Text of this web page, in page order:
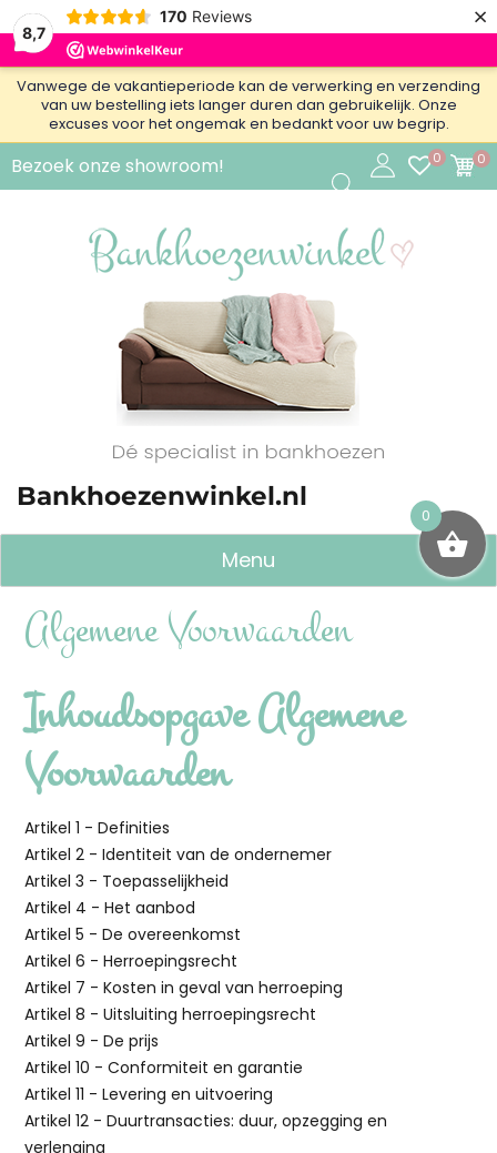
8,7
170 Reviews ×
Vanwege de vakantieperiode kan de verwerking en verzending
van uw bestelling iets langer duren dan gebruikelijk. Onze
excuses voor het ongemak en bedankt voor uw begrip.
Bezoek onze showroom! 0 0
Bankhoezenwinkel.nl
Menu
Algemene Voorwaarden
Inhoudsopgave Algemene
Voorwaarden
Artikel 1 - Definities
Artikel 2 - Identiteit van de ondernemer
Artikel 3 - Toepasselijkheid
Artikel 4 - Het aanbod
Artikel 5 - De overeenkomst
Artikel 6 - Herroepingsrecht
Artikel 7 - Kosten in geval van herroeping
Artikel 8 - Uitsluiting herroepingsrecht
Artikel 9 - De prijs
Artikel 10 - Conformiteit en garantie
Artikel 11 - Levering en uitvoering
Artikel 12 - Duurtransacties: duur, opzegging en
verlenging
0